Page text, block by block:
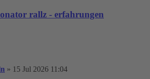
rallz - erfahrungen
» 15 Jul 2026 11:04